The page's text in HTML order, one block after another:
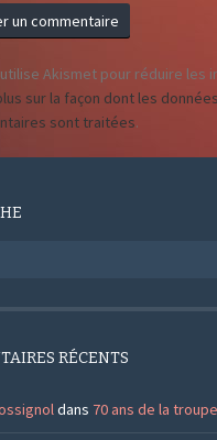
Akismet pour réduire les
sur la façon dont les
sont traitées.
RÉCENTS
dans 70 ans de la